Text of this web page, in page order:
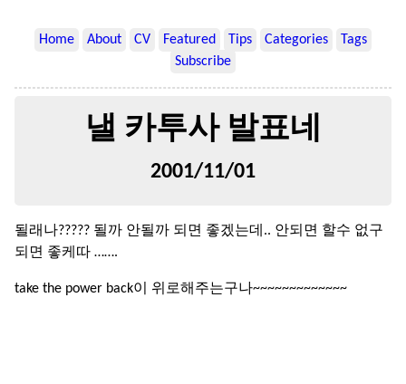
Home About CV Featured Tips Categories
Tags
Subscribe
낼 카투사 발표네
2001/11/01
될래나????? 될까 안될까 되면 좋겠는데.. 안되면 할수 없구
되면 좋케따 …….
take the power back이 위로해주는구나~~~~~~~~~~~~~